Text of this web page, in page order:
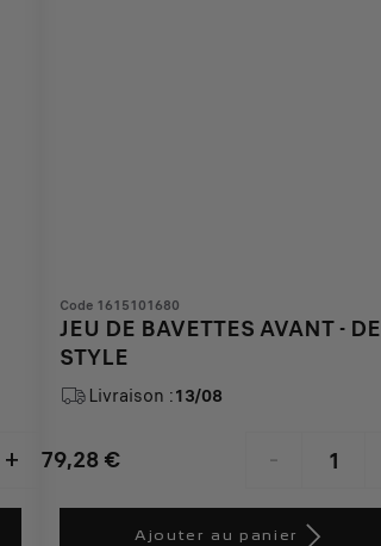
+
Code 1615101680
JEU DE BAVETTES AVANT - DE
STYLE
Livraison :13/08
79,28€
Price
-
Quantity
Ajouter au panier